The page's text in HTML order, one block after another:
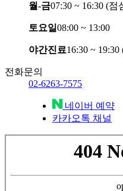
월-금07:30 ~ 16:30 (점
토요일08:00 ~ 13:00
야간진료16:30 ~
전화문의
02-6263-7575
네이버 예약
카카오톡 채널